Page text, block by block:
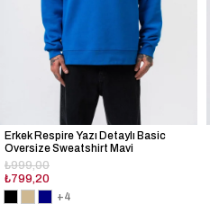
Erkek Respire Yazı Detaylı Basic
Oversize Sweatshirt Mavi
₺799,20
₺999,00
+4